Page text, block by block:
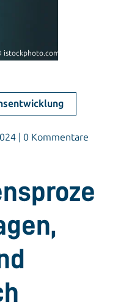
istockphoto.com/Fasai_Budkaew
| 0 Kommentare